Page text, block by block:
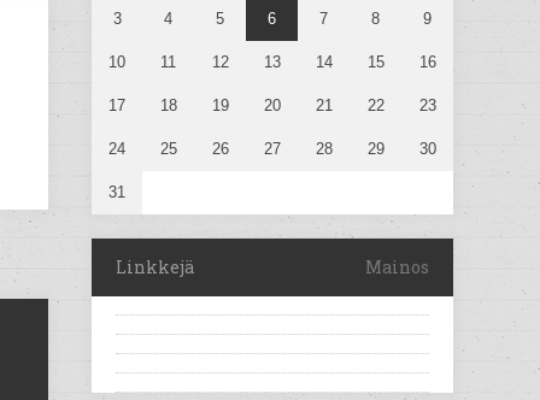
3 4 5 6 7 8 9
10 11 12 13 14 15 16
17 18 19 20 21 22 23
24 25 26 27 28 29 30
31
Linkkejä Mainos